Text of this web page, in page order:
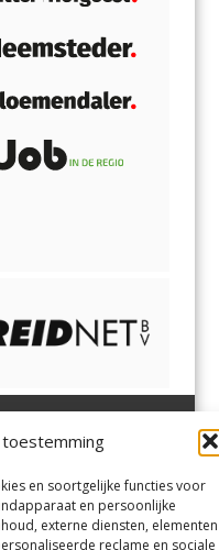
en soortgelijke functies voor
en persoonlijke
externe diensten, elementen
reclame en sociale
,Vogelenzang,
enAerdenhout